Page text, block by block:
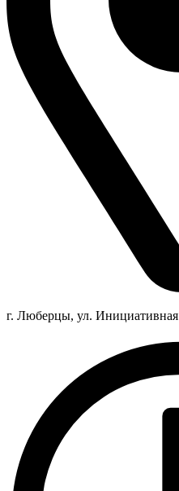
г. Люберцы, ул. Инициативная